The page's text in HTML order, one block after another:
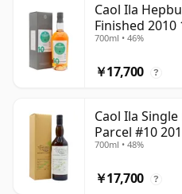
Caol Ila
Finished 2010
700ml • 46%
￥17,700 ?
Caol Ila
Parcel #10
700ml • 48%
￥17,700 ?